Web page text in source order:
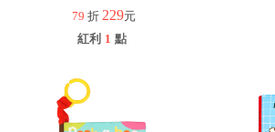
79 折 229元
紅利 1 點